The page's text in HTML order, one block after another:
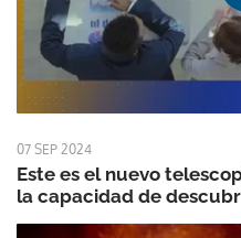
07 SEP 2024
Este es el nuevo
la capacidad de